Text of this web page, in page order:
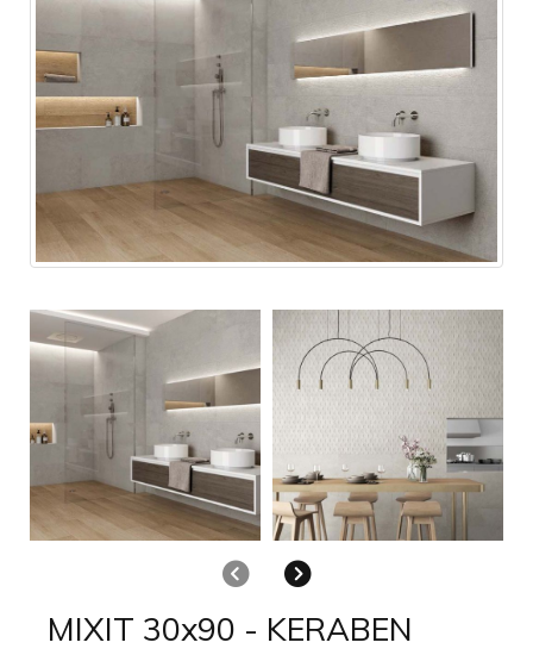
AnteriorSiguiente
MIXIT 30x90 - KERABEN